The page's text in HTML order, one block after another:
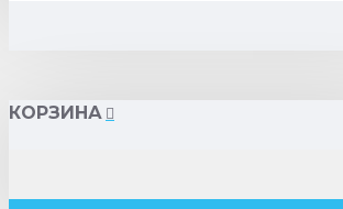
КОРЗИНА